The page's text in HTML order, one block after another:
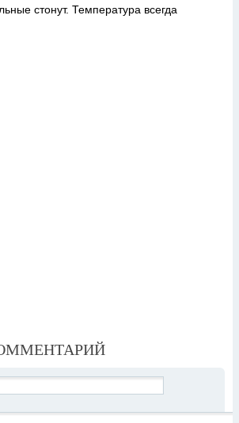
стонут. Температура всегда